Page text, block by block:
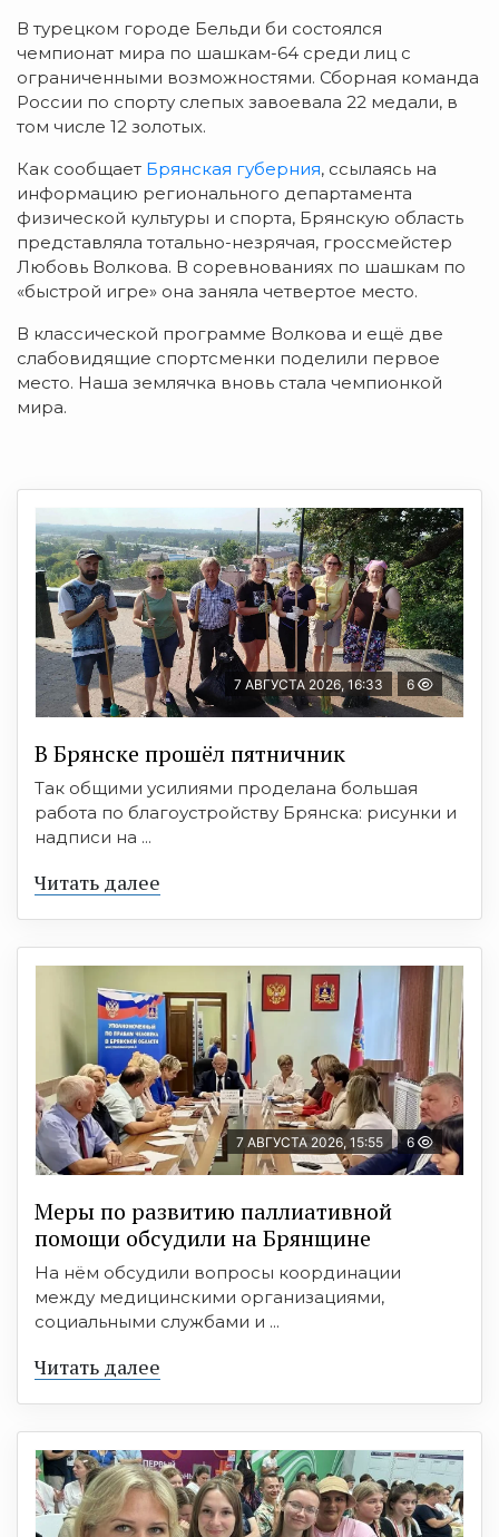
В турецком городе Бельди би состоялся
чемпионат мира по шашкам-64 среди лиц с
ограниченными возможностями. Сборная команда
России по спорту слепых завоевала 22 медали, в
том числе 12 золотых.
Как сообщает Брянская губерния, ссылаясь на
информацию регионального департамента
физической культуры и спорта, Брянскую область
представляла тотально-незрячая, гроссмейстер
Любовь Волкова. В соревнованиях по шашкам по
«быстрой игре» она заняла четвертое место.
В классической программе Волкова и ещё две
слабовидящие спортсменки поделили первое
место. Наша землячка вновь стала чемпионкой
мира.
7 АВГУСТА 2026, 16:33 6
В Брянске прошёл пятничник
Так общими усилиями проделана большая
работа по благоустройству Брянска: рисунки и
надписи на ...
Читать далее
7 АВГУСТА 2026, 15:55 6
Меры по развитию паллиативной
помощи обсудили на Брянщине
На нём обсудили вопросы координации
между медицинскими организациями,
социальными службами и ...
Читать далее